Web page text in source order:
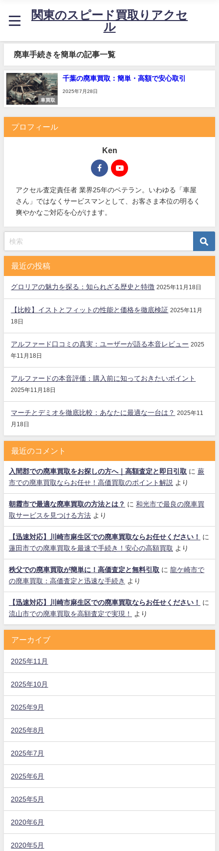
関東のスピード買取りアクセ
ル
廃車手続きを簡単の記事一覧
車買取
千葉の廃車買取：簡単・高額で安心取引
2025年7月28日
プロフィール
Ken
アクセル査定責任者 業界25年のベテラン。いわゆる「車屋
さん」ではなくサービスマンとして、お客さま本位の明るく
爽やかなご対応を心がけます。
最近の投稿
グロリアの魅力を探る：知られざる歴史と特徴 2025年11月18日
【比較】イストとフィットの性能と価格を徹底検証 2025年11月
18日
アルファード口コミの真実：ユーザーが語る本音レビュー 2025
年11月18日
アルファードの本音評価：購入前に知っておきたいポイント
2025年11月18日
マーチとデミオを徹底比較：あなたに最適な一台は？
2025年11
月18日
最近のコメント
入間郡での廃車買取をお探しの方へ｜高額査定と即日引取 に 蕨
市での廃車買取ならお任せ！高価買取のポイント解説 より
朝霞市で最適な廃車買取の方法とは？ に 和光市で最良の廃車買
取サービスを見つける方法 より
【迅速対応】川崎市麻生区での廃車買取ならお任せください！
に
蓮田市での廃車買取を最速で手続き！安心の高額買取 より
秩父での廃車買取が簡単に！高価査定と無料引取 に 龍ケ崎市で
の廃車買取：高価査定と迅速な手続き
より
【迅速対応】川崎市麻生区での廃車買取ならお任せください！
に
流山市での廃車買取を高額査定で実現！
より
アーカイブ
2025年11月
2025年10月
2025年9月
2025年8月
2025年7月
2025年6月
2025年5月
2020年6月
2020年5月